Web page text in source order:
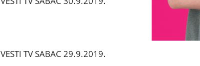
VESTI TV SABAC 29.9.2019.